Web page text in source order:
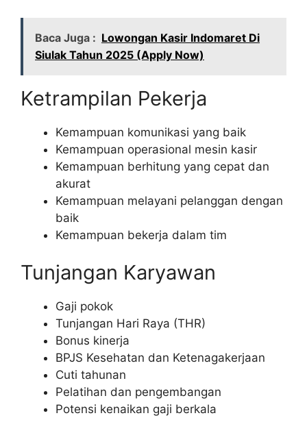
Baca Juga : Lowongan Kasir Indomaret Di
Siulak Tahun 2025 (Apply Now)
Ketrampilan Pekerja
Kemampuan komunikasi yang baik
Kemampuan operasional mesin kasir
Kemampuan berhitung yang cepat dan
akurat
Kemampuan melayani pelanggan dengan
baik
Kemampuan bekerja dalam tim
Tunjangan Karyawan
Gaji pokok
Tunjangan Hari Raya (THR)
Bonus kinerja
BPJS Kesehatan dan Ketenagakerjaan
Cuti tahunan
Pelatihan dan pengembangan
Potensi kenaikan gaji berkala